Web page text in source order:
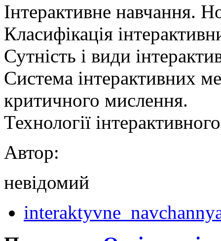
Інтерактивне навчання.
Класифікація
Сутність і види
Система інтерактивних
критичного мислення.
Технології
Автор:
невідомий